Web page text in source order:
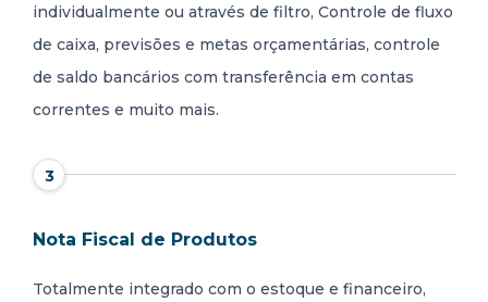
individualmente ou através de filtro, Controle de fluxo
de caixa, previsões e metas orçamentárias, controle
de saldo bancários com transferência em contas
correntes e muito mais.
3
Nota Fiscal de Produtos
Totalmente integrado com o estoque e financeiro,